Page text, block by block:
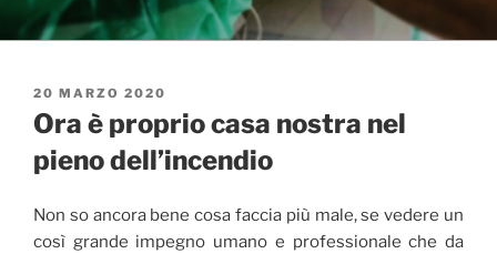
PUBBLICATO
IL
20 MARZO 2020
Ora è proprio casa nostra nel
pieno dell’incendio
Non so ancora bene cosa faccia più male, se vedere un
così grande impegno umano e professionale che da